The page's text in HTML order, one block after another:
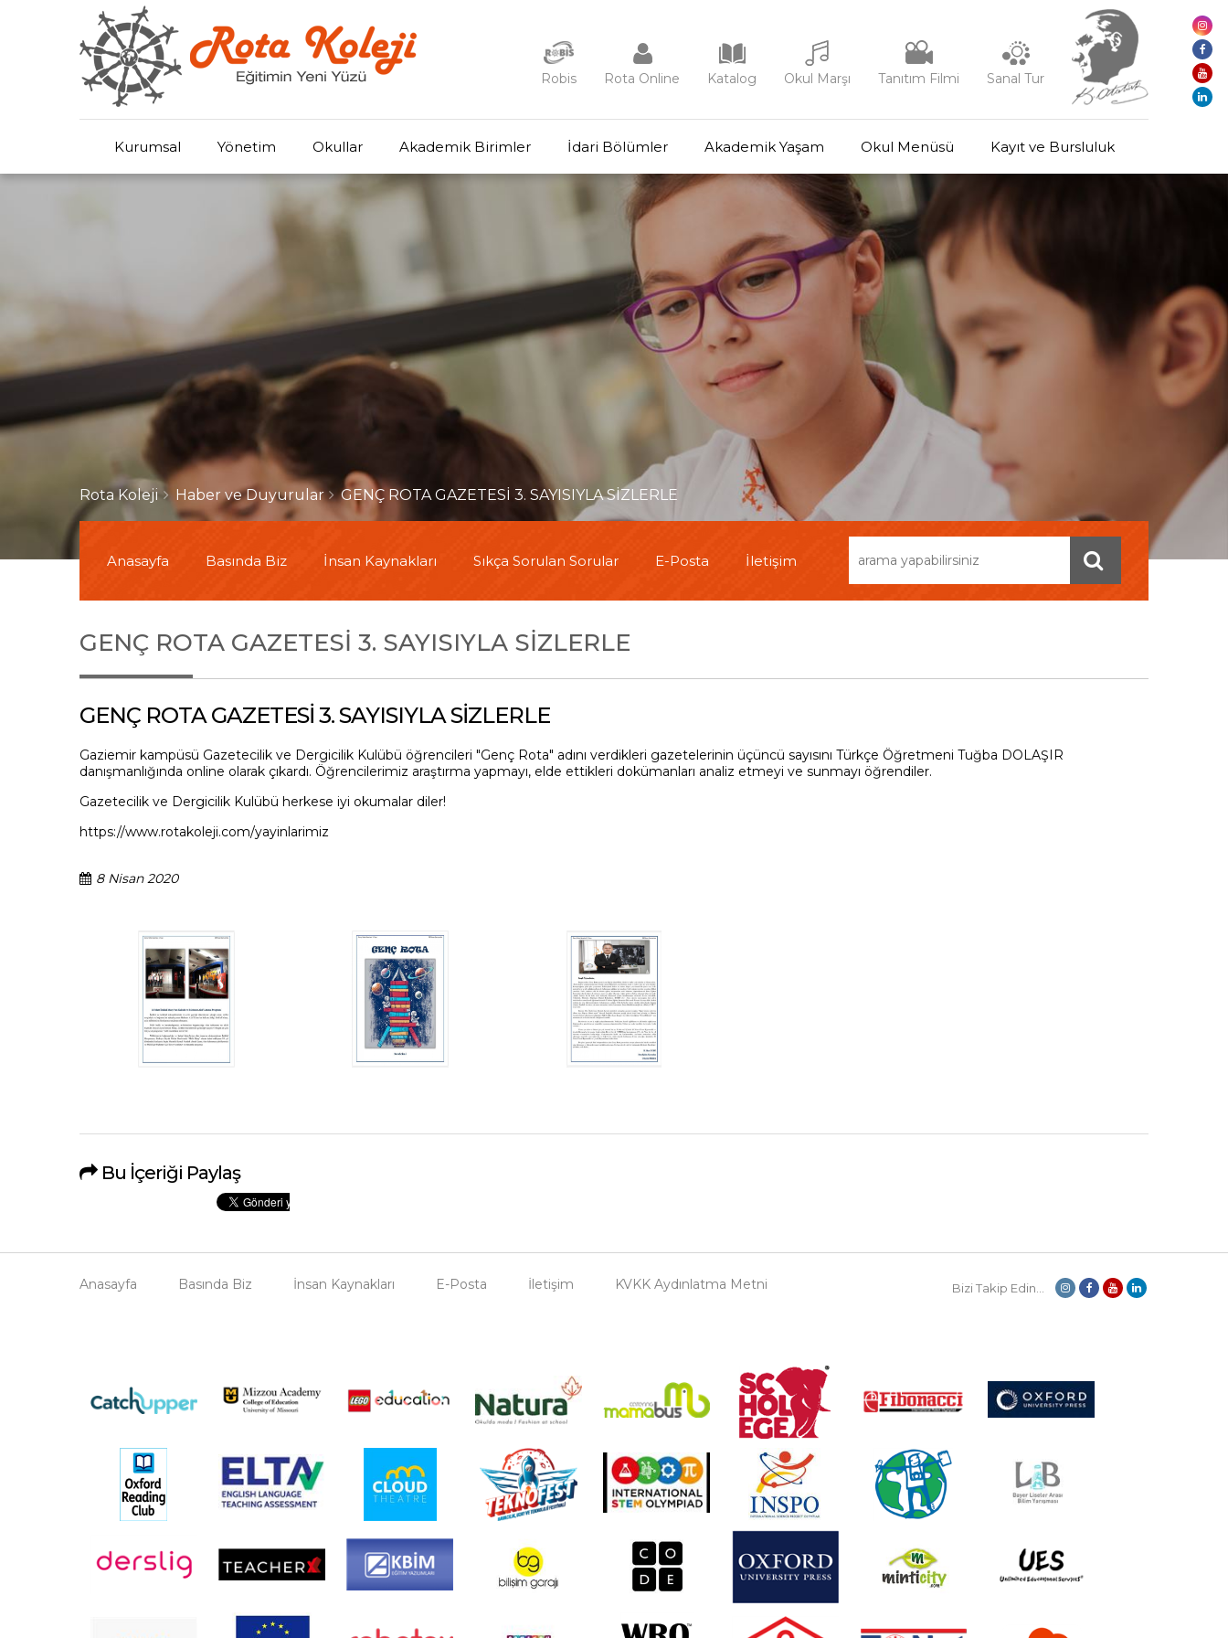
Robis Rota Online Katalog Okul Marşı Tanıtım Filmi Sanal Tur
Kurumsal Yönetim Okullar Akademik Birimler İdari Bölümler Akademik Yaşam Okul Menüsü Kayıt ve Bursluluk
Rota Koleji Haber ve Duyurular GENÇ ROTA GAZETESİ 3. SAYISIYLA SİZLERLE
Anasayfa Basında Biz İnsan Kaynakları Sıkça Sorulan Sorular E-Posta İletişim
GENÇ ROTA GAZETESİ 3. SAYISIYLA SİZLERLE
GENÇ ROTA GAZETESİ 3. SAYISIYLA SİZLERLE
Gaziemir kampüsü Gazetecilik ve Dergicilik Kulübü öğrencileri "Genç Rota" adını verdikleri gazetelerinin üçüncü sayısını Türkçe Öğretmeni Tuğba DOLAŞIR
danışmanlığında online olarak çıkardı. Öğrencilerimiz araştırma yapmayı, elde ettikleri dokümanları analiz etmeyi ve sunmayı öğrendiler.
Gazetecilik ve Dergicilik Kulübü herkese iyi okumalar diler!
https://www.rotakoleji.com/yayinlarimiz
8 Nisan 2020
Bu İçeriği Paylaş
Anasayfa Basında Biz İnsan Kaynakları E-Posta İletişim KVKK Aydınlatma Metni Bizi Takip Edin...